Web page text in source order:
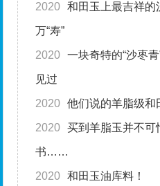
2020 和田玉上最吉祥的
万“寿”
2020 一块奇特的“沙枣
见过
2020 他们说的羊脂级和
2020 买到羊脂玉并不可
书……
2020 和田玉油库料！